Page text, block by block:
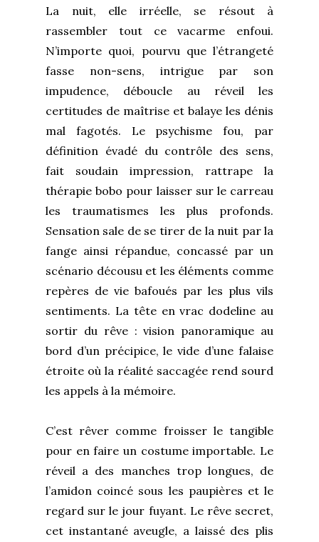
La nuit, elle irréelle, se résout à
rassembler tout ce vacarme enfoui.
N’importe quoi, pourvu que l’étrangeté
fasse non-sens, intrigue par son
impudence, déboucle au réveil les
certitudes de maîtrise et balaye les dénis
mal fagotés. Le psychisme fou, par
définition évadé du contrôle des sens,
fait soudain impression, rattrape la
thérapie bobo pour laisser sur le carreau
les traumatismes les plus profonds.
Sensation sale de se tirer de la nuit par la
fange ainsi répandue, concassé par un
scénario décousu et les éléments comme
repères de vie bafoués par les plus vils
sentiments. La tête en vrac dodeline au
sortir du rêve : vision panoramique au
bord d’un précipice, le vide d’une falaise
étroite où la réalité saccagée rend sourd
les appels à la mémoire.
C’est rêver comme froisser le tangible
pour en faire un costume importable. Le
réveil a des manches trop longues, de
l’amidon coincé sous les paupières et le
regard sur le jour fuyant. Le rêve secret,
cet instantané aveugle, a laissé des plis